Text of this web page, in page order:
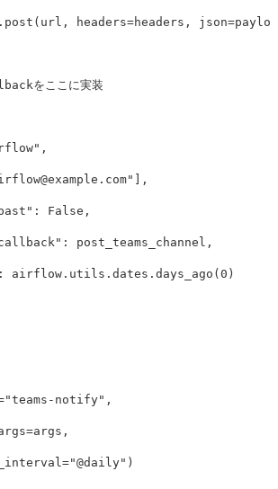
. post ( url , headers=headers , json=
,
" ],
: False ,
: post_teams_channel ,
: airflow . utils . dates . days_ago (0 )
"teams-notify" ,
=args ,
="@daily" )